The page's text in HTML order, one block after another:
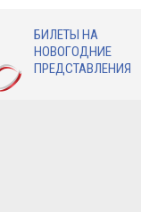
БИЛЕТЫ НА
НОВОГОДНИЕ
ПРЕДСТАВЛЕНИЯ